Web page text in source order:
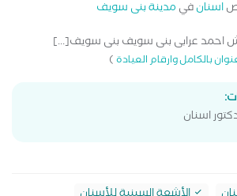
اسنانفي مدينة بنى سويف
احمد عرابى بنى سويف بنى سويف[...]
بالكامل وارقام العيادة)
اسنان